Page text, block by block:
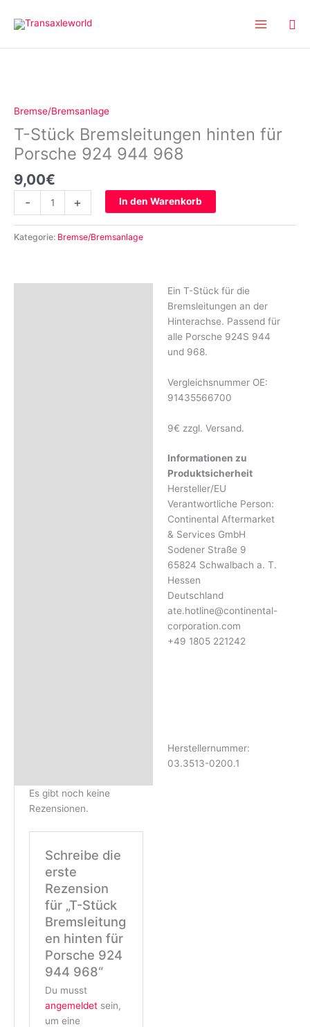
Inhalt
Bremse/Bremsanlage
T-Stück Bremsleitungen hinten für
Porsche 924 944 968
9,00€
-
hinten
für
Porsche
924
944
968
Menge
+ In den Warenkorb
Kategorie: Bremse/Bremsanlage
Ein T-Stück für die
Bremsleitungen an der
Hinterachse. Passend für
alle Porsche 924S 944
und 968.
Vergleichsnummer OE:
91435566700
9€ zzgl. Versand.
Informationen zu
Produktsicherheit
Hersteller/EU
Verantwortliche Person:
Continental Aftermarket
& Services GmbH
Sodener Straße 9
65824 Schwalbach a. T.
Hessen
Deutschland
ate.hotline@continental-
corporation.com
+49 1805 221242
Herstellernummer:
03.3513-0200.1
Es gibt noch keine
Rezensionen.
Schreibe die
erste
Rezension
für „T-Stück
Bremsleitung
en hinten für
Porsche 924
944 968“
Du musst
angemeldet sein,
um eine